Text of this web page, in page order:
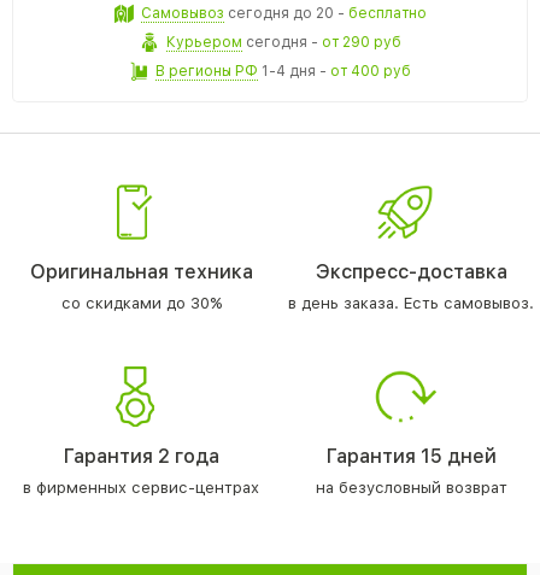
Самовывоз сегодня до 20 - бесплатно
Курьером сегодня - от 290 руб
В регионы РФ 1-4 дня - от 400 руб
Оригинальная техника
со скидками до 30%
Экспресс-доставка
в день заказа. Есть самовывоз.
Гарантия 2 года
в фирменных сервис-центрах
Гарантия 15 дней
на безусловный возврат